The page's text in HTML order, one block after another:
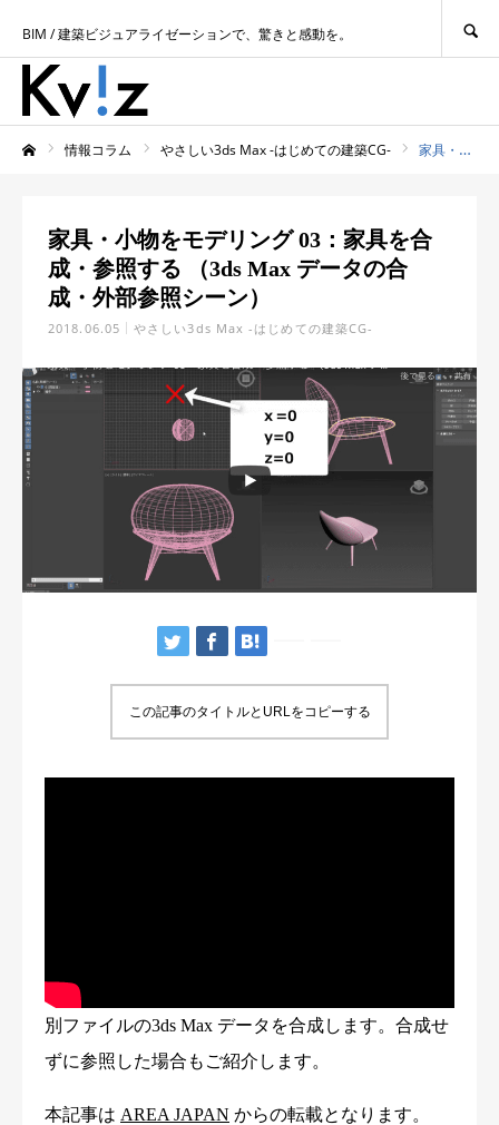
BIM / 建築ビジュアライゼーションで、驚きと感動を。
情報コラム やさしい3ds Max -はじめての建築CG- 家具・小物をモデリング 03：家具を合成・参照する （3ds Max データの合成・外部参照シーン）
家具・小物をモデリング 03：家具を合
成・参照する （3ds Max データの合
成・外部参照シーン）
2018.06.05 やさしい3ds Max -はじめての建築CG-
この記事のタイトルとURLをコピーする
別ファイルの3ds Max データを合成します。合成せ
ずに参照した場合もご紹介します。
本記事は AREA JAPAN からの転載となります。